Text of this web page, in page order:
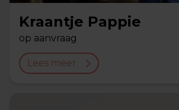
Kraantje Pappie
op aanvraag
Lees meer